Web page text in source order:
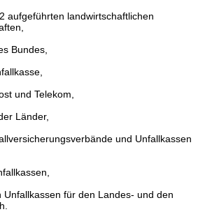
aufgeführten landwirtschaftlichen
Bundes,
und Telekom,
Länder,
und Unfallkassen
Unfallkassen für den Landes- und den